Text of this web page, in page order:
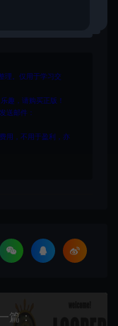
理。仅用于学习交
趣，请购买正版！
送邮件：
用，不用于盈利，亦
篇：